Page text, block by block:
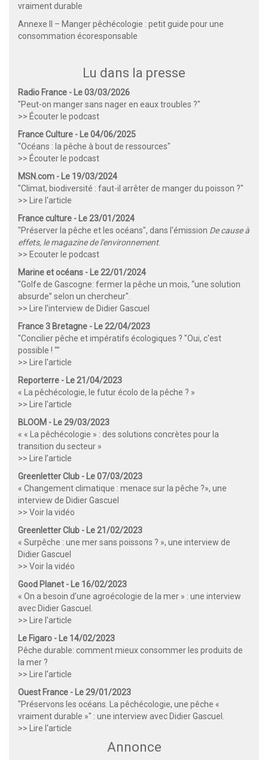
vraiment durable
Annexe II – Manger pêchécologie : petit guide pour une
consommation écoresponsable
Lu dans la presse
Radio France - Le 03/03/2026
"Peut-on manger sans nager en eaux troubles ?"
>> Écouter le podcast
France Culture - Le 04/06/2025
"Océans : la pêche à bout de ressources"
>> Écouter le podcast
MSN.com - Le 19/03/2024
"Climat, biodiversité : faut-il arrêter de manger du poisson ?"
>> Lire l'article
France culture - Le 23/01/2024
"Préserver la pêche et les océans", dans l'émission De cause à
effets, le magazine de l'environnement.
>> Ecouter le podcast
Marine et océans - Le 22/01/2024
"Golfe de Gascogne: fermer la pêche un mois, “une solution
absurde” selon un chercheur".
>> Lire l'interview de Didier Gascuel
France 3 Bretagne - Le 22/04/2023
"Concilier pêche et impératifs écologiques ? "Oui, c'est
possible ! ""
>> Lire l'article
Reporterre - Le 21/04/2023
« La pêchécologie, le futur écolo de la pêche ? »
>> Lire l'article
BLOOM - Le 29/03/2023
« « La pêchécologie » : des solutions concrètes pour la
transition du secteur »
>> Lire l’article
Greenletter Club - Le 07/03/2023
« Changement climatique : menace sur la pêche ?», une
interview de Didier Gascuel
>> Voir la vidéo
Greenletter Club - Le 21/02/2023
« Surpêche : une mer sans poissons ? », une interview de
Didier Gascuel
>> Voir la vidéo
Good Planet - Le 16/02/2023
« On a besoin d’une agroécologie de la mer » : une interview
avec Didier Gascuel.
>> Lire l'article
Le Figaro - Le 14/02/2023
Pêche durable: comment mieux consommer les produits de
la mer ?
>> Lire l'article
Ouest France - Le 29/01/2023
"Préservons les océans. La pêchécologie, une pêche «
vraiment durable »" : une interview avec Didier Gascuel.
>> Lire l'article
Annonce